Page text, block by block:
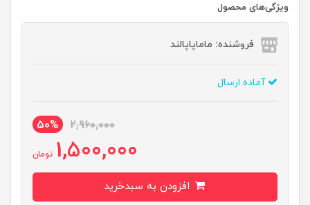
ویژگی‌های محصول
فروشنده: ماماپاپالند
آماده ارسال
2,960,000
50%
1,500,000 تومان